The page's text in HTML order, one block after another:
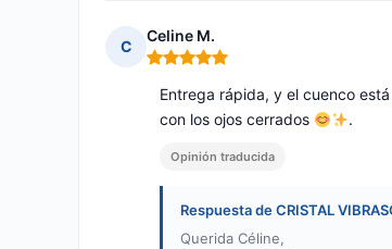
C
Celine M.
Nota: 5 de 5
Entrega rápida, y el cuenco
con los ojos cerrados
.
Opinión traducida
Respuesta de CRISTAL
Querida Céline,